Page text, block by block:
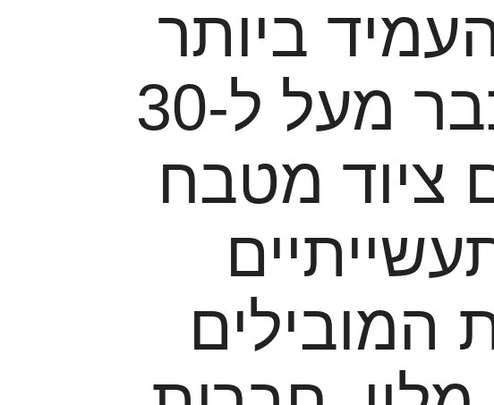
ביותר
וגם מחירים מעולים. כבר מעל ל-30
ציוד מטבח
המובילים